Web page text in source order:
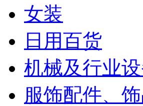
女装
日用百货
机械及行业
服饰配件、